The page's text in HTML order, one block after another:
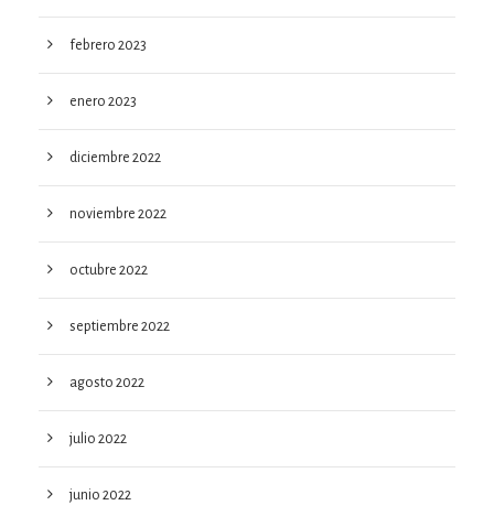
febrero 2023
enero 2023
diciembre 2022
noviembre 2022
octubre 2022
septiembre 2022
agosto 2022
julio 2022
junio 2022